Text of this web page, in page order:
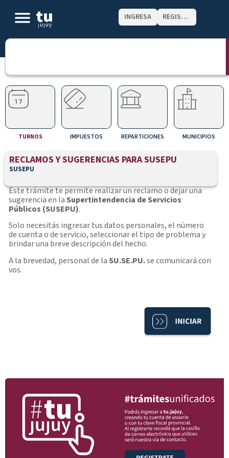
INGRESA REGISTRATE
TURNOS IMPUESTOS REPARTICIONES MUNICIPIOS
RECLAMOS Y SUGERENCIAS PARA SUSEPU
SUSEPU
Este trámite te permite realizar un reclamo o dejar una
sugerencia en laSupertintendencia de Servicios
Públicos (SUSEPU).
Solo necesitás ingresar tus datos personales, el número
de cuenta o de servicio, seleccionar el tipo de problema y
brindar una breve descripción del hecho.
A la brevedad, personal de laSU.SE.PU.se comunicará con
vos.